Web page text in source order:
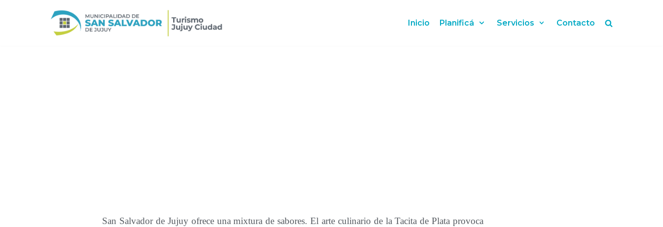
Inicio Planificá Servicios Contacto
San Salvador de Jujuy ofrece una mixtura de sabores. El arte culinario de la Tacita de Plata provoca